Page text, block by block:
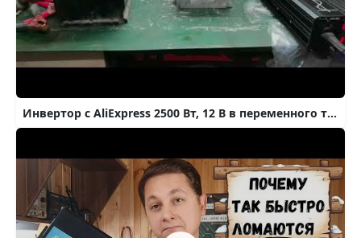
Инвертор с AliExpress 2500 Вт, 12 В в переменного тока, 220 В